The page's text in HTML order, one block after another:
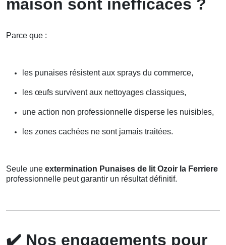
maison sont inefficaces ?
Parce que :
les punaises résistent aux sprays du commerce,
les œufs survivent aux nettoyages classiques,
une action non professionnelle disperse les nuisibles,
les zones cachées ne sont jamais traitées.
Seule une extermination Punaises de lit Ozoir la Ferriere
professionnelle peut garantir un résultat définitif.
✔️ Nos engagements pour